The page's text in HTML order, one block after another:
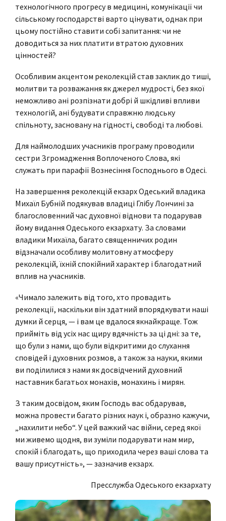
технологічного прогресу в медицині, комунікації чи
сільському господарстві варто цінувати, однак при
цьому постійно ставити собі запитання: чи не
доводиться за них платити втратою духовних
цінностей?
Особливим акцентом реколекцій став заклик до тиші,
молитви та розважання як джерел мудрості, без якої
неможливо ані розпізнати добрі й шкідливі впливи
технологій, ані будувати справжню людську
спільноту, засновану на гідності, свободі та любові.
Для наймолодших учасників програму проводили
сестри Згромадження Воплоченого Слова, які
служать при парафії Вознесіння Господнього в Одесі.
На завершення реколекцій екзарх Одеський владика
Михаїл Бубній подякував владиці Глібу Лончині за
благословенний час духовної віднови та подарував
йому видання Одеського екзархату. За словами
владики Михаїла, багато священничих родин
відзначали особливу молитовну атмосферу
реколекцій, їхній спокійний характер і благодатний
вплив на учасників.
«Чимало залежить від того, хто провадить
реколекції, наскільки він здатний впорядкувати наші
думки й серця, — і вам це вдалося якнайкраще. Тож
прийміть від усіх нас щиру вдячність за ці дні: за те,
що були з нами, що були відкритими до слухання
сповідей і духовних розмов, а також за науки, якими
ви поділилися з нами як досвідчений духовний
наставник багатьох монахів, монахинь і мирян.
З таким досвідом, яким Господь вас обдарував,
можна провести багато різних наук і, образно кажучи,
„нахилити небо“. У цей важкий час війни, серед якої
ми живемо щодня, ви зуміли подарувати нам мир,
спокій і благодать, що приходила через ваші слова та
вашу присутність», — зазначив екзарх.
Пресслужба Одеського екзархату